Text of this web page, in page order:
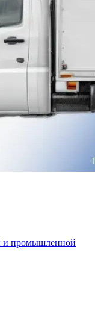
и промышленной